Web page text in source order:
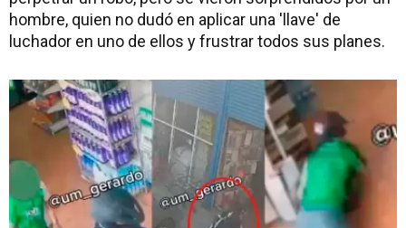
hombre, quien no dudó en aplicar una 'llave' de
luchador en uno de ellos y frustrar todos sus planes.